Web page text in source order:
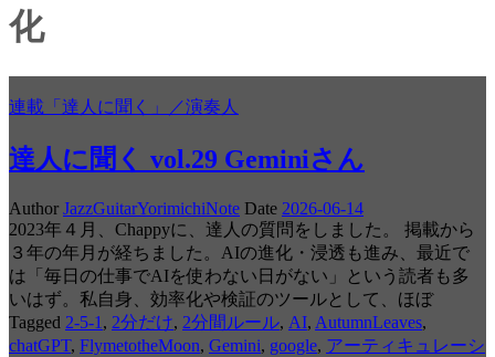
化
連載「達人に聞く」／演奏人
達人に聞く vol.29 Geminiさん
Author JazzGuitarYorimichiNote Date 2026-06-14
2023年４月、Chappyに、達人の質問をしました。 掲載から
３年の年月が経ちました。AIの進化・浸透も進み、最近で
は「毎日の仕事でAIを使わない日がない」という読者も多
いはず。私自身、効率化や検証のツールとして、ほぼ
Tagged 2-5-1 , 2分だけ, 2分間ルール, AI, AutumnLeaves,
chatGPT, FlymetotheMoon, Gemini, google, アーティキュレーシ